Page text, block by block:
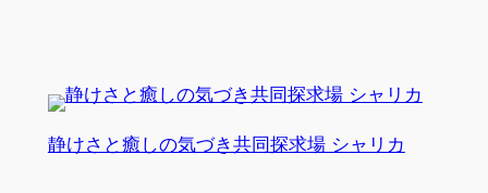
静けさと癒しの気づき共同探求場 シャリカ